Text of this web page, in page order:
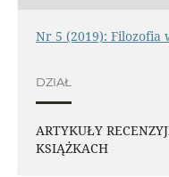
Nr 5 (2019): Filozofia
DZIAŁ
ARTYKUŁY
KSIĄŻKACH